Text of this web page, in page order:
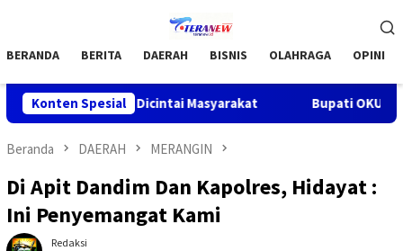
Mobile
BERANDA BERITA DAERAH BISNIS OLAHRAGA OPINI
Konten Spesial
Makin Dicintai Masyarakat Bupati OKU H .Teddy
Beranda DAERAH MERANGIN
Di Apit Dandim Dan Kapolres, Hidayat :
Ini Penyemangat Kami
Redaksi